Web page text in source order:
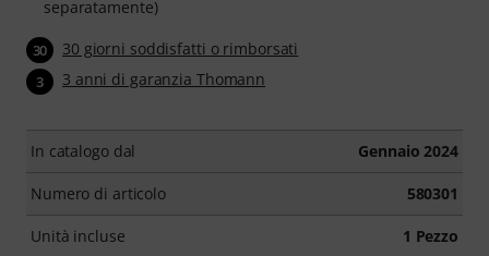
separatamente)
30 30 giorni soddisfatti o rimborsati
3 3 anni di garanzia Thomann
In catalogo dal Gennaio 2024
Numero di articolo 580301
Unità incluse 1 Pezzo